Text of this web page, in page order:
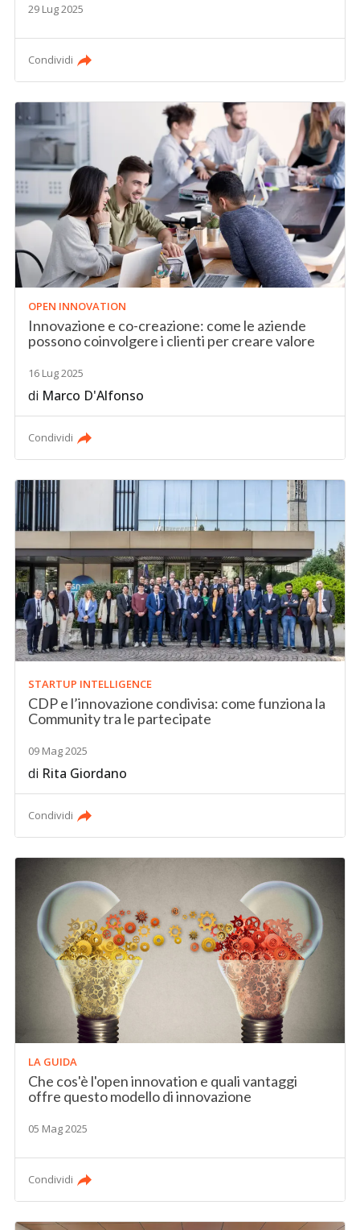
29 Lug 2025
Condividi
OPEN INNOVATION
Innovazione e co-creazione: come le aziende
possono coinvolgere i clienti per creare valore
16 Lug 2025
di Marco D'Alfonso
Condividi
STARTUP INTELLIGENCE
CDP e l’innovazione condivisa: come funziona la
Community tra le partecipate
09 Mag 2025
di Rita Giordano
Condividi
LA GUIDA
Che cos'è l'open innovation e quali vantaggi
offre questo modello di innovazione
05 Mag 2025
Condividi